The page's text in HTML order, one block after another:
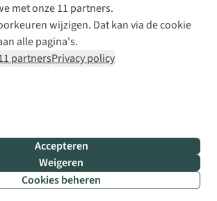
met onze 11 partners.
wijzigen. Dat kan via de cookie
alle pagina's.
partnersPrivacy policy
Accepteren
Weigeren
Cookies beheren
Bever
B.V.